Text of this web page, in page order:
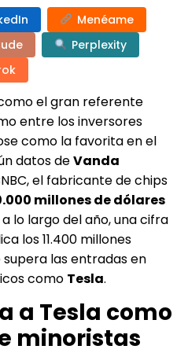
Menéame
Perplexity
el gran referente
entre los inversores
como la favorita en el
datos deVanda
el fabricante de chips
millones de dólares
lo largo del año, una cifra
los 11.400 millones
las entradas en
como Tesla.
a Tesla como
minoristas